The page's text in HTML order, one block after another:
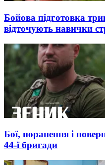
Бойова підготовка
відточують навички
Бої, поранення і
44-ї бригади